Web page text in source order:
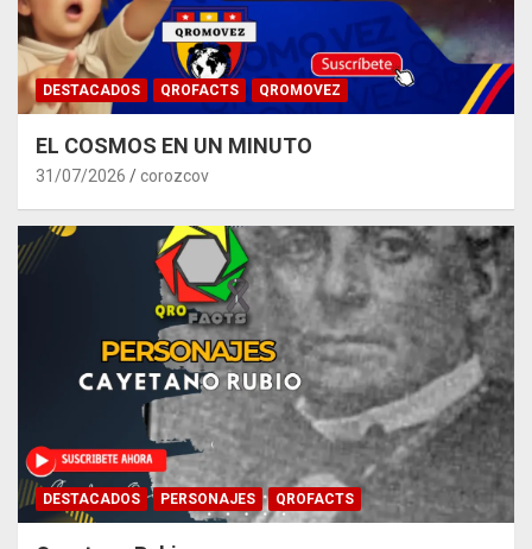
DESTACADOS QROFACTS QROMOVEZ
EL COSMOS EN UN MINUTO
31/07/2026 corozcov
DESTACADOS PERSONAJES QROFACTS